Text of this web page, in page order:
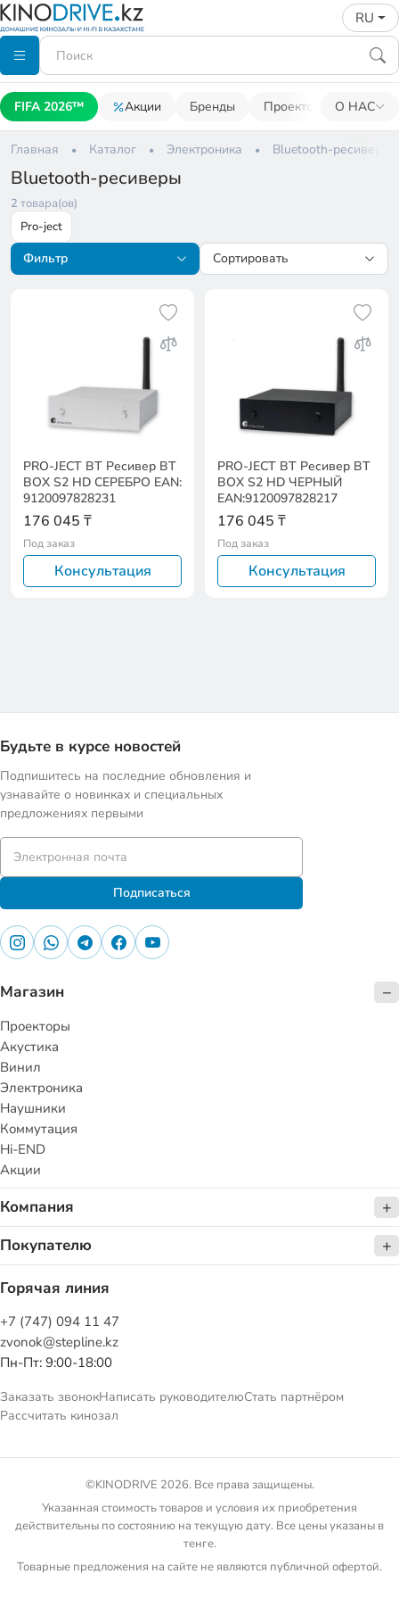
RU
FIFA 2026™ Акции Бренды Проекторы О НАС
Главная Каталог Электроника Bluetooth-ресиверы
Bluetooth-ресиверы
2 товара(ов)
Pro-ject
Фильтр Сортировать
PRO-JECT BT Ресивер BT
BOX S2 HD СЕРЕБРО EAN:
9120097828231
176 045 ₸
Под заказ
Консультация
PRO-JECT BT Ресивер BT
BOX S2 HD ЧЕРНЫЙ
EAN:9120097828217
176 045 ₸
Под заказ
Консультация
Будьте в курсе новостей
Подпишитесь на последние обновления и
узнавайте о новинках и специальных
предложениях первыми
Подписаться
Магазин
Проекторы
Акустика
Винил
Электроника
Наушники
Коммутация
Hi-END
Акции
Компания
Покупателю
Горячая линия
+7 (747) 094 11 47
zvonok@stepline.kz
Пн-Пт: 9:00-18:00
Заказать звонокНаписать руководителюСтать партнёром
Рассчитать кинозал
©KINODRIVE 2026. Все права защищены.
Указанная стоимость товаров и условия их приобретения
действительны по состоянию на текущую дату. Все цены указаны в
тенге.
Товарные предложения на сайте не являются публичной офертой.